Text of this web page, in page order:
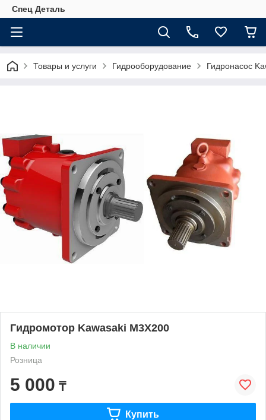
Спец Деталь
Товары и услуги Гидрооборудование Гидронасос
Гидромотор Kawasaki M3X200
В наличии
Розница
5 000 ₸
Купить